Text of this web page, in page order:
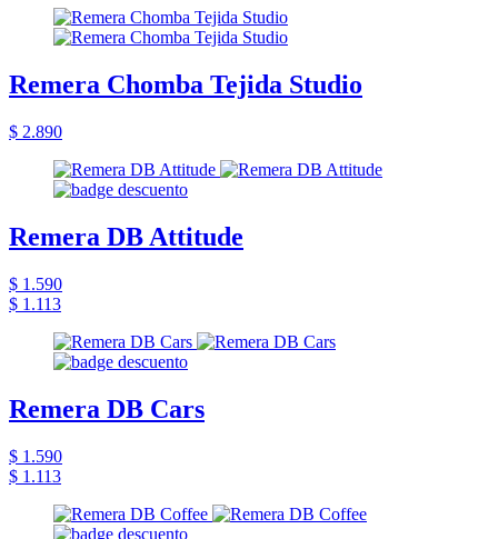
Remera Chomba Tejida Studio
$ 2.890
Remera DB Attitude
$ 1.590
$ 1.113
Remera DB Cars
$ 1.590
$ 1.113